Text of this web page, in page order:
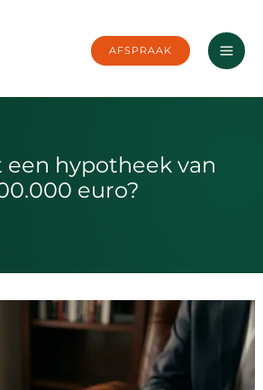
AFSPRAAK
een hypotheek van
euro?